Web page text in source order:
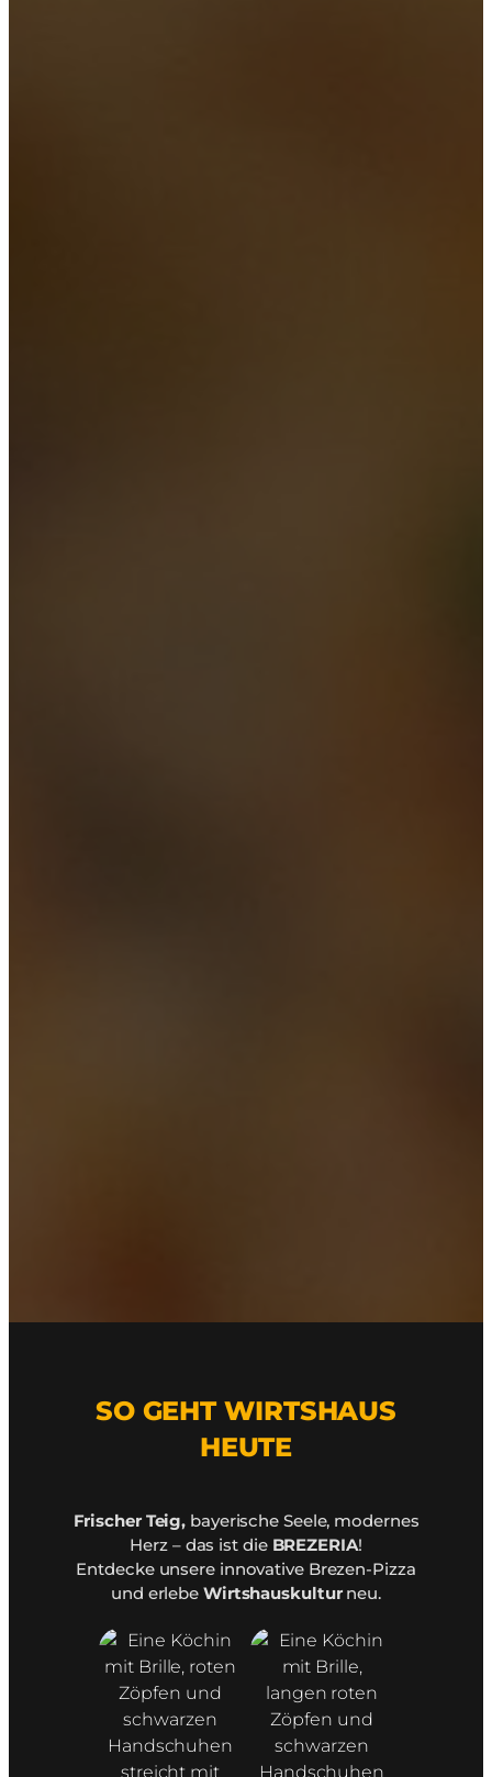
SO GEHT WIRTSHAUS
HEUTE
Frischer Teig, bayerische Seele, modernes
Herz – das ist die BREZERIA!
Entdecke unsere innovative Brezen-Pizza
und erlebe Wirtshauskulturneu.